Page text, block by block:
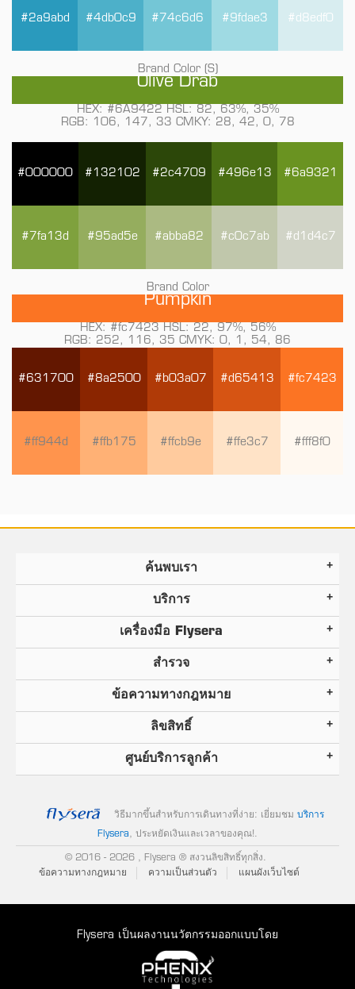
#2a9abd #4db0c9 #74c6d6 #9fdae3 #d8edf0
Brand Color (S)
Olive Drab
HEX: #6A9422 HSL: 82, 63%, 35%
RGB: 106, 147, 33 CMKY: 28, 42, 0, 78
#000000 #132102 #2c4709 #496e13 #6a9321
#7fa13d #95ad5e #abba82 #c0c7ab #d1d4c7
Brand Color
Pumpkin
HEX: #fc7423 HSL: 22, 97%, 56%
RGB: 252, 116, 35 CMYK: 0, 1, 54, 86
#631700 #8a2500 #b03a07 #d65413 #fc7423
#ff944d #ffb175 #ffcb9e #ffe3c7 #fff8f0
ค้นพบเรา
บริการ
เครื่องมือ Flysera
สำรวจ
ข้อความทางกฎหมาย
ลิขสิทธิ์
ศูนย์บริการลูกค้า
วิธีมากขึ้นสำหรับการเดินทางที่ง่าย: เยี่ยมชม บริการ
Flysera, ประหยัดเงินและเวลาของคุณ!.
© 2016 - 2026 , Flysera ® สงวนลิขสิทธิ์ทุกสิ่ง.
ข้อความทางกฎหมาย
ความเป็นส่วนตัว แผนผังเว็บไซต์
Flysera เป็นผลงานนวัตกรรมออกแบบโดย